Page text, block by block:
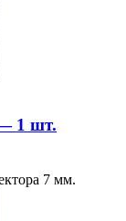
1 шт.
7 мм.